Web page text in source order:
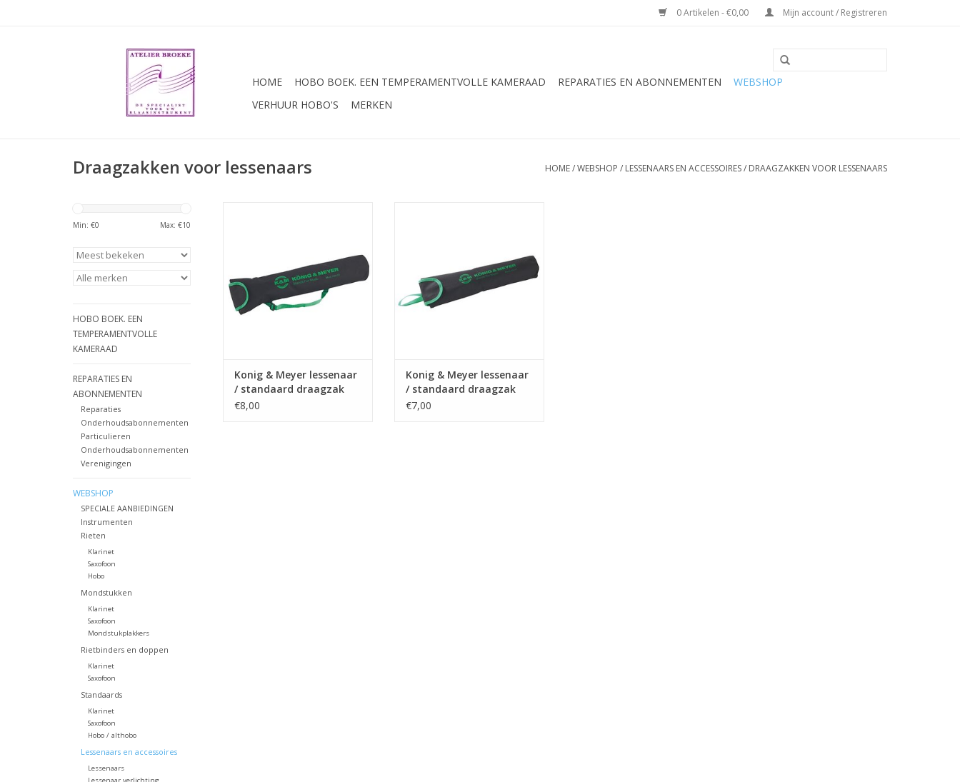
0 Artikelen - €0,00 Mijn account / Registreren
HOME HOBO BOEK. EEN TEMPERAMENTVOLLE KAMERAAD REPARATIES EN ABONNEMENTEN
WEBSHOP
VERHUUR HOBO'S
MERKEN
Draagzakken voor lessenaars HOME/WEBSHOP / LESSENAARS EN ACCESSOIRES/ DRAAGZAKKEN VOOR LESSENAARS
Min: €0 Max: €10
HOBO BOEK. EEN
TEMPERAMENTVOLLE
KAMERAAD
REPARATIES EN
ABONNEMENTEN
Reparaties
Onderhoudsabonnementen
Particulieren
Onderhoudsabonnementen
Verenigingen
WEBSHOP
SPECIALE AANBIEDINGEN
Instrumenten
Rieten
Klarinet
Saxofoon
Hobo
Mondstukken
Klarinet
Saxofoon
Mondstukplakkers
Rietbinders en doppen
Klarinet
Saxofoon
Standaards
Klarinet
Saxofoon
Hobo / althobo
Lessenaars en accessoires
Lessenaars
Konig & Meyer lessenaar
/ standaard draagzak
€8,00
Konig & Meyer lessenaar
/ standaard draagzak
€7,00